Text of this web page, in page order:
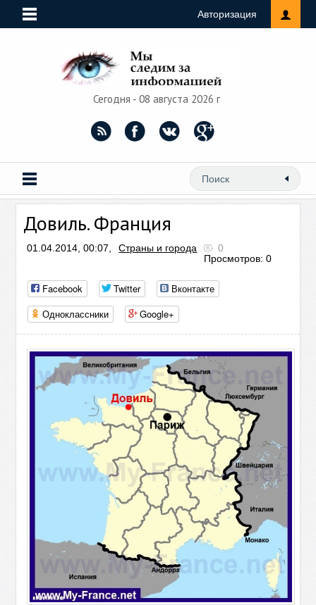
Авторизация
Сегодня - 08 августа 2026 г
Довиль. Франция
01.04.2014, 00:07, Страны и города
0
Просмотров: 0
Facebook Twitter
Вконтакте
Одноклассники
Google+